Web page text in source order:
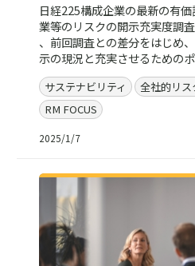
日経225構成企業の最新の有
業等のリスクの開示充実度調
、前回調査との差分をはじめ
示の現況と充実させるための
サステナビリティ
全社的リス
RM FOCUS
2025/1/7